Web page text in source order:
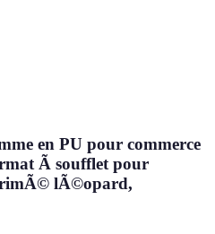
en PU pour commerce
Ã soufflet pour
lÃ©opard,